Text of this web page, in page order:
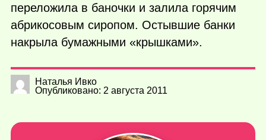
переложила в баночки и залила горячим
абрикосовым сиропом. Остывшие банки
накрыла бумажными «крышками».
Наталья Ивко
Опубликовано: 2 августа 2011